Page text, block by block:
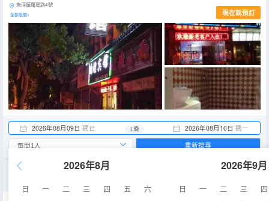
朱涇鎮羅星路4號
全部設施> 現在就預訂
2026年08月09日 週日 2026年08月10日 週一
1 晚
2026年8月
日 一 二 三 四 五
六
2026年9月
日 一 二 三
四
重新搜尋